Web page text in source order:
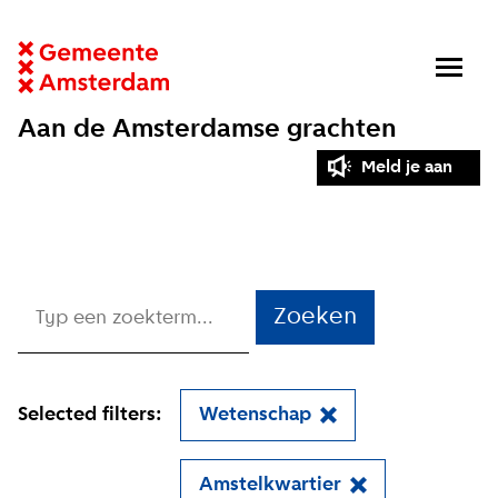
Aan de Amsterdamse grachten
Meld je aan
Zoeken
Selected filters: Wetenschap
Amstelkwartier